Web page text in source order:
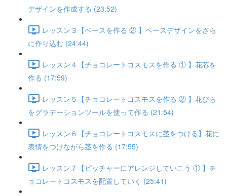
デザインを作成する (23:52)
レッスン３【ベースを作る ② 】ベースデザインをさら
に作り込む (24:44)
レッスン４【チョコレートコスモスを作る ① 】花芯を
作る (17:59)
レッスン５【チョコレートコスモスを作る ② 】花びら
をグラデーションツールを使って作る (21:54)
レッスン６【チョコレートコスモスに茎をつける】花に
表情をつけながら茎を作る (17:55)
レッスン７【ピッチャーにアレンジしていこう ① 】チ
ョコレートコスモスを配置していく (25:41)